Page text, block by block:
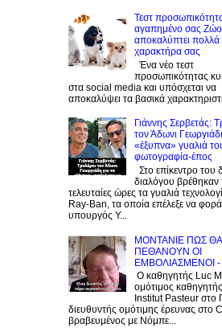
Τεστ
αγαπημένο σας Zώο
αποκαλύπτει πολλά
χαρακτήρα σας
Ένα νέο τεστ
προσωπικότητας
στα social media και υπόσχεται να
αποκαλύψει τα βασικά
Γιάννης Σερβετάς:
τον Άδωνι
«έξυπνα» γυαλιά
φωτογραφία-έπος
Στο επίκεντρο του
διαλόγου βρέθηκαν
τελευταίες ώρες τα γυαλιά
Ray-Ban, τα οποία επέλεξε να
υπουργός Υ...
ΜΟΝΤΑΝΙΕ ΠΩΣ ΘΑ
ΠΕΘΑΝΟΥΝ ΟΙ
ΕΜΒΟΛΙΑΣΜΕΝΟΙ -
Ο καθηγητής Luc
ομότιμος
Institut Pasteur στο
διευθυντής ομότιμης έρευνας στο
βραβευμένος με Νόμπε...